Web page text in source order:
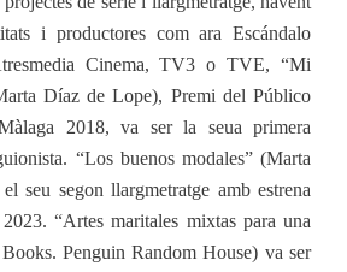
i productores com ara Escándalo
Cinema, TV3 o TVE, “Mi
Díaz de Lope), Premi del Público
2018, va ser la seua primera
“Los buenos modales” (Marta
seu segon llargmetratge amb estrena
“Artes maritales mixtas para una
Penguin Random House) va ser